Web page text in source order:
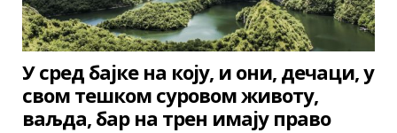
У сред бајке на коју, и они, дечаци, у
свом тешком суровом животу,
ваљда, бар на трен имају право